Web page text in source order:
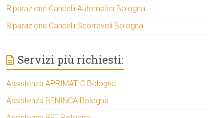
Riparazione Cancelli Automatici Bologna
Riparazione Cancelli Scorrevoli Bologna
Servizi più richiesti:
Assistenza APRIMATIC Bologna
Assistenza BENINCA Bologna